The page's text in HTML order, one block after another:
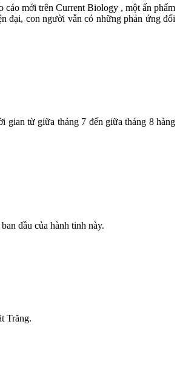
mới trên Current Biology , một ấn phẩm
đại, con người vẫn có những phản ứng đối
gian từ giữa tháng 7 đến giữa tháng 8 hàng
đầu của hành tinh này.
Trăng.